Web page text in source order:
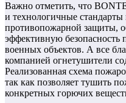
Важно отметить, что
и технологичные
противопожарной защиты,
эффективную
военных объектов. А все
компанией огнетушители
Реализованная схема
так как позволяет тушить
конкретных горючих